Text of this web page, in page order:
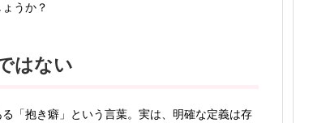
うか？
はない
「抱き癖」という言葉。実は、明確な定義は存